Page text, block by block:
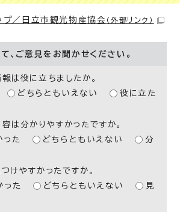
プ／日立市観光物産協会 （外部リンク）
、ご意見をお聞かせください。
は役に立ちましたか。
どちらともいえない
役に立た
は分かりやすかったですか。
った
どちらともいえない
分
けやすかったですか。
った
どちらともいえない
見